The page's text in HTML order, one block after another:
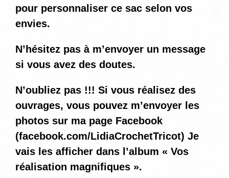
pour personnaliser ce sac selon vos
envies.
N’hésitez pas à m’envoyer un message
si vous avez des doutes.
N’oubliez pas !!! Si vous réalisez des
ouvrages, vous pouvez m’envoyer les
photos sur ma page Facebook
(facebook.com/LidiaCrochetTricot) Je
vais les afficher dans l’album « Vos
réalisation magnifiques ».